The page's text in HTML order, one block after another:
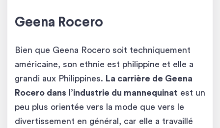
Geena Rocero
Bien que Geena Rocero soit techniquement
américaine, son ethnie est philippine et elle a
grandi aux Philippines. La carrière de Geena
Rocero dans l’industrie du mannequinat est un
peu plus orientée vers la mode que vers le
divertissement en général, car elle a travaillé